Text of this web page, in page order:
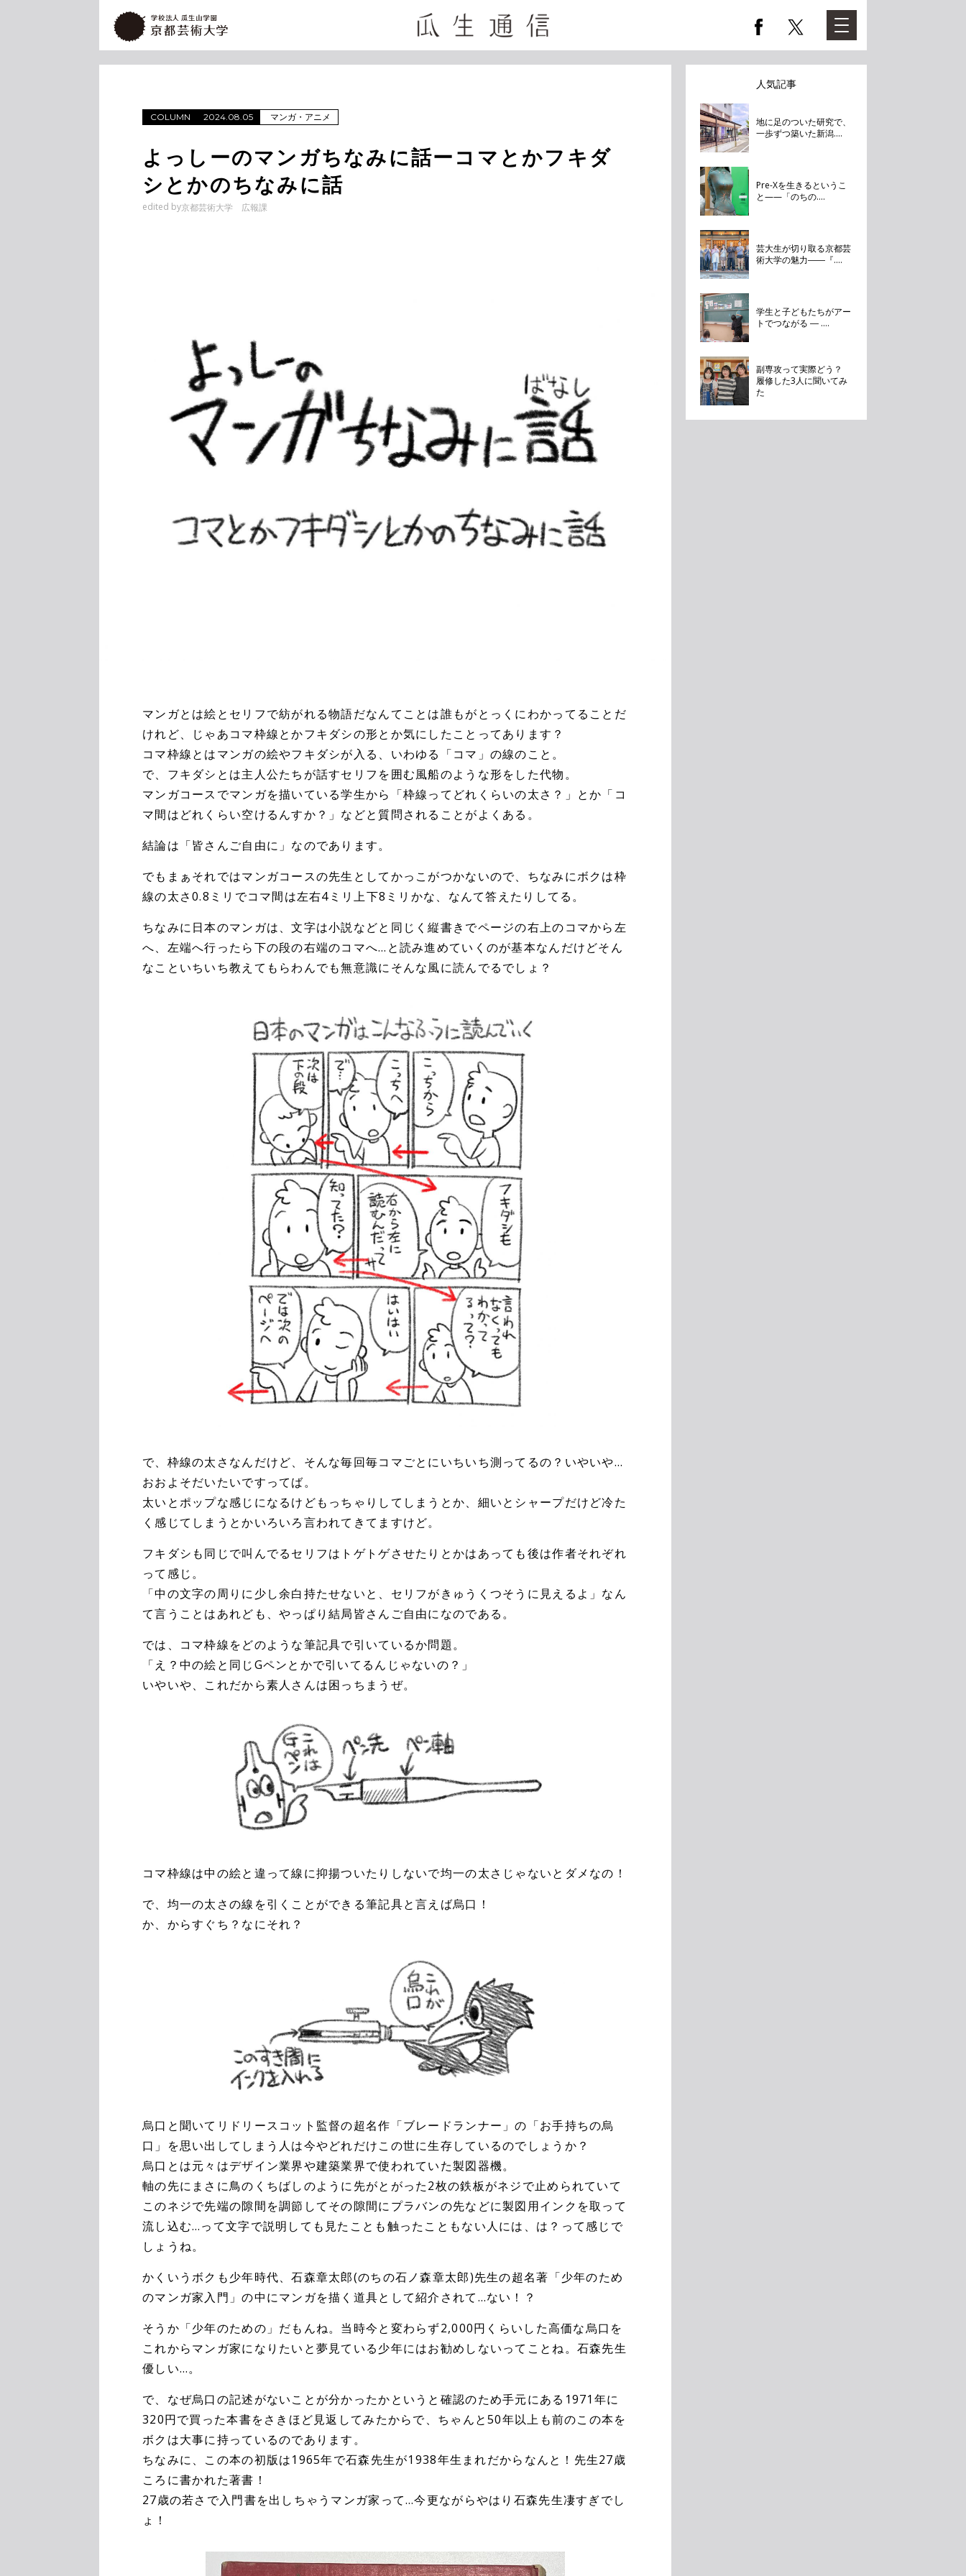
COLUMN 2024.08.05 マンガ・アニメ
よっしーのマンガちなみに話ーコマとかフキダ
シとかのちなみに話
edited by京都芸術大学 広報課
マンガとは絵とセリフで紡がれる物語だなんてことは誰もがとっくにわかってることだ
けれど、じゃあコマ枠線とかフキダシの形とか気にしたことってあります？
コマ枠線とはマンガの絵やフキダシが入る、いわゆる「コマ」の線のこと。
で、フキダシとは主人公たちが話すセリフを囲む風船のような形をした代物。
マンガコースでマンガを描いている学生から「枠線ってどれくらいの太さ？」とか「コ
マ間はどれくらい空けるんすか？」などと質問されることがよくある。
結論は「皆さんご自由に」なのであります。
でもまぁそれではマンガコースの先生としてかっこがつかないので、ちなみにボクは枠
線の太さ0.8ミリでコマ間は左右4ミリ上下8ミリかな、なんて答えたりしてる。
ちなみに日本のマンガは、文字は小説などと同じく縦書きでページの右上のコマから左
へ、左端へ行ったら下の段の右端のコマへ…と読み進めていくのが基本なんだけどそん
なこといちいち教えてもらわんでも無意識にそんな風に読んでるでしょ？
で、枠線の太さなんだけど、そんな毎回毎コマごとにいちいち測ってるの？いやいや…
おおよそだいたいですってば。
太いとポップな感じになるけどもっちゃりしてしまうとか、細いとシャープだけど冷た
く感じてしまうとかいろいろ言われてきてますけど。
フキダシも同じで叫んでるセリフはトゲトゲさせたりとかはあっても後は作者それぞれ
って感じ。
「中の文字の周りに少し余白持たせないと、セリフがきゅうくつそうに見えるよ」なん
て言うことはあれども、やっぱり結局皆さんご自由になのである。
では、コマ枠線をどのような筆記具で引いているか問題。
「え？中の絵と同じGペンとかで引いてるんじゃないの？」
いやいや、これだから素人さんは困っちまうぜ。
コマ枠線は中の絵と違って線に抑揚ついたりしないで均一の太さじゃないとダメなの！
で、均一の太さの線を引くことができる筆記具と言えば烏口！
か、からすぐち？なにそれ？
烏口と聞いてリドリースコット監督の超名作「ブレードランナー」の「お手持ちの烏
口」を思い出してしまう人は今やどれだけこの世に生存しているのでしょうか？
烏口とは元々はデザイン業界や建築業界で使われていた製図器機。
軸の先にまさに鳥のくちばしのように先がとがった2枚の鉄板がネジで止められていて
このネジで先端の隙間を調節してその隙間にプラバンの先などに製図用インクを取って
流し込む…って文字で説明しても見たことも触ったこともない人には、は？って感じで
しょうね。
かくいうボクも少年時代、石森章太郎(のちの石ノ森章太郎)先生の超名著「少年のため
のマンガ家入門」の中にマンガを描く道具として紹介されて…ない！？
そうか「少年のための」だもんね。当時今と変わらず2,000円くらいした高価な烏口を
これからマンガ家になりたいと夢見ている少年にはお勧めしないってことね。石森先生
優しい…。
で、なぜ烏口の記述がないことが分かったかというと確認のため手元にある1971年に
320円で買った本書をさきほど見返してみたからで、ちゃんと50年以上も前のこの本を
ボクは大事に持っているのであります。
ちなみに、この本の初版は1965年で石森先生が1938年生まれだからなんと！先生27歳
ころに書かれた著書！
27歳の若さで入門書を出しちゃうマンガ家って…今更ながらやはり石森先生凄すぎでし
ょ！
人気記事
地に足のついた研究で、
一歩ずつ築いた新潟....
Pre-Xを生きるというこ
と——「のちの....
芸大生が切り取る京都芸
術大学の魅力――『....
学生と子どもたちがアー
トでつながる ― ....
副専攻って実際どう？
履修した3人に聞いてみ
た